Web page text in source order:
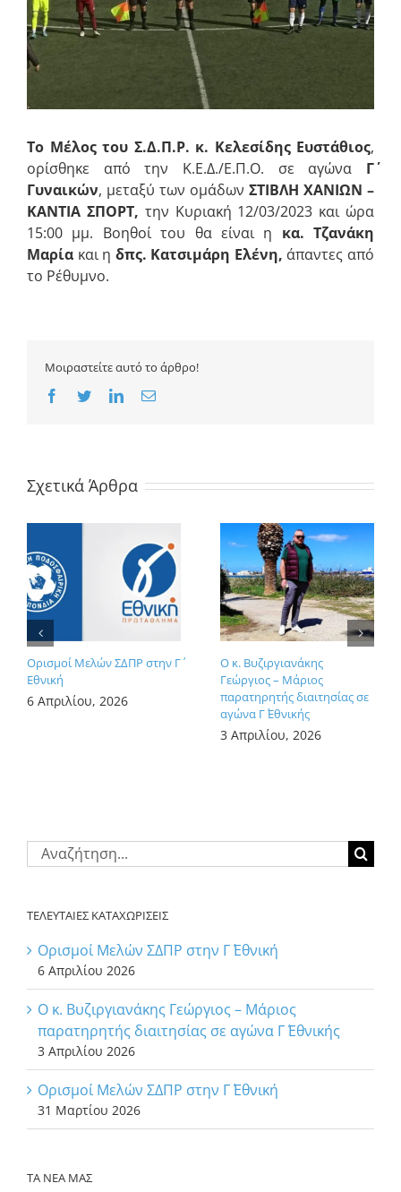
Το Μέλος του Σ.Δ.Π.Ρ. κ. Κελεσίδης Ευστάθιος,
ορίσθηκε από την Κ.Ε.Δ./Ε.Π.Ο. σε αγώνα Γ΄
Γυναικών, μεταξύ των ομάδων ΣΤΙΒΛΗ ΧΑΝΙΩΝ –
ΚΑΝΤΙΑ ΣΠΟΡΤ, την Κυριακή 12/03/2023 και ώρα
15:00 μμ. Βοηθοί του θα είναι η κα. Τζανάκη
Μαρία και η δπς. Κατσιμάρη Ελένη, άπαντες από
το Ρέθυμνο.
Μοιραστείτε αυτό το άρθρο!
Facebook
TwitterLinkedInEmail
Σχετικά Άρθρα
Ορισμοί Μελών ΣΔΠΡ στην Γ΄
Εθνική
6 Απριλίου, 2026
Ο κ. Βυζιργιανάκης
Γεώργιος – Μάριος
παρατηρητής διαιτησίας σε
αγώνα Γ΄ Εθνικής
3 Απριλίου, 2026
Αναζήτηση
για:
ΤΕΛΕΥΤΑΙΕΣ ΚΑΤΑΧΩΡΙΣΕΙΣ
Ορισμοί Μελών ΣΔΠΡ στην Γ΄ Εθνική
6 Απριλίου 2026
Ο κ. Βυζιργιανάκης Γεώργιος – Μάριος
παρατηρητής διαιτησίας σε αγώνα Γ΄ Εθνικής
3 Απριλίου 2026
Ορισμοί Μελών ΣΔΠΡ στην Γ΄ Εθνική
31 Μαρτίου 2026
ΤΑ ΝΕΑ ΜΑΣ